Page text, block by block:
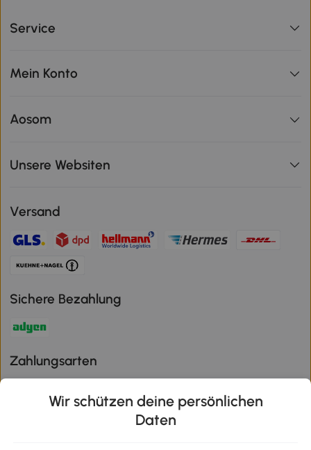
Service
Mein Konto
Aosom
Unsere Websiten
Versand
Sichere Bezahlung
Zahlungsarten
Wir schützen deine persönlichen
Daten